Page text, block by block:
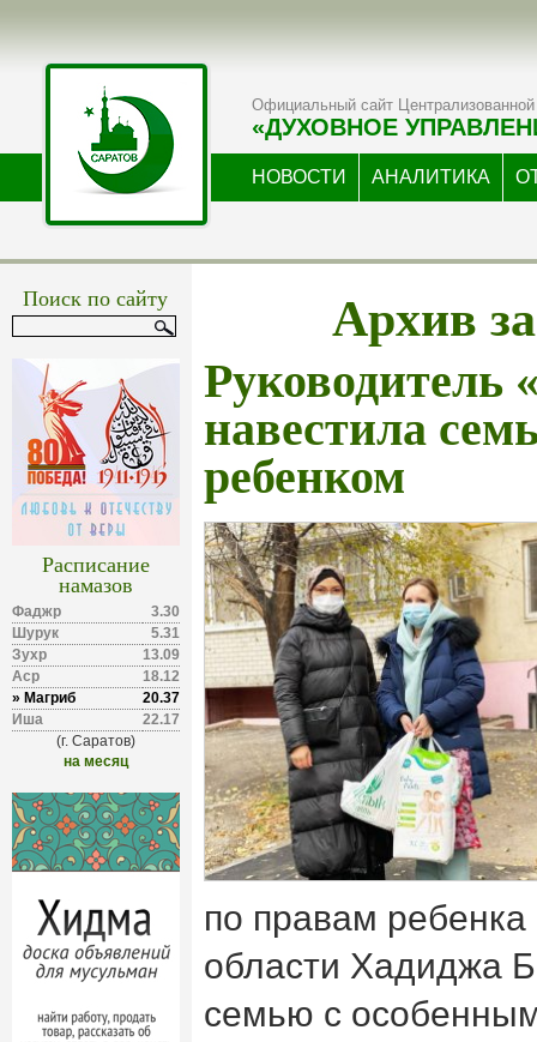
Официальный сайт Централизованной
«ДУХОВНОЕ
НОВОСТИ АНАЛИТИКА
Поиск по сайту
Расписание
намазов
Фаджр
3.30
Шурук
5.31
Зухр
13.09
Аср
18.12
» Магриб
20.37
Иша
22.17
(г. Саратов)
на месяц
Архив
Руководитель
навестила
ребенком
по правам ребенка
области Хадиджа
семью с